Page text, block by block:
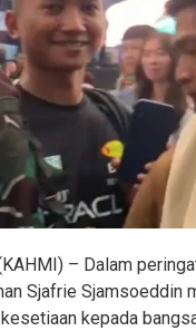
– Dalam
Sjafrie Sjamsoeddin
kepada